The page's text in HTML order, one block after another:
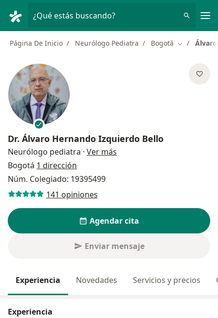
¿Qué estás buscando?
Página De Inicio Neurólogo Pediatra Bogotá Cambiar de
Dr. Álvaro Hernando Izquierdo Bello
Neurólogo pediatra · Ver más
Bogotá 1 dirección
Núm. Colegiado: 19395499
141 opiniones
Agendar cita
Enviar mensaje
Experiencia Novedades Servicios y precios
Experiencia